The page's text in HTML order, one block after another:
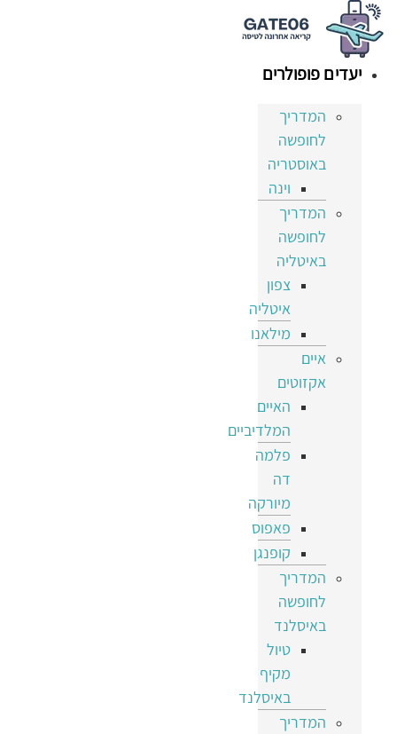
דלג
לתוכן
יעדים פופולרים
המדריך
לחופשה
באוסטריה
וינה
המדריך
לחופשה
באיטליה
צפון
איטליה
מילאנו
איים
אקזוטים
האיים
המלדיביים
פלמה
דה
מיורקה
פאפוס
קופנגן
המדריך
לחופשה
באיסלנד
טיול
מקיף
באיסלנד
המדריך